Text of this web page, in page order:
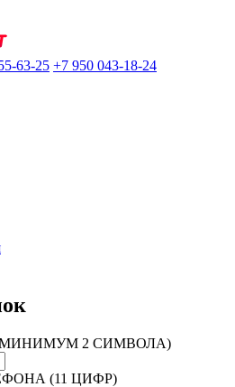
63-25 +7 950 043-18-24
2 СИМВОЛА)
(11 ЦИФР)